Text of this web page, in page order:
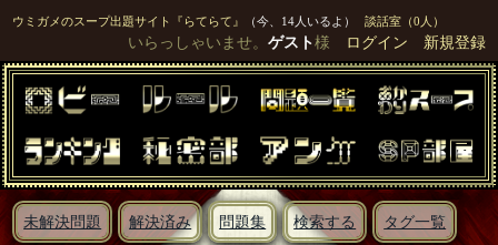
ウミガメのスープ出題サイト『らてらて』 （今、14人いるよ） 談話室（0人）
いらっしゃいませ。 ゲスト様 ログイン 新規登録
未解決問題 解決済み 問題集 検索する タグ一覧